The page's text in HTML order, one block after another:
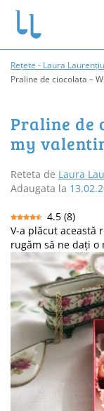
Rețete - Laura Laurențiu
Praline de ciocolata –
Praline de
my
Reteta de Laura
Adaugata la
4.5 (8)
V-a plăcut această
rugăm să ne dați o